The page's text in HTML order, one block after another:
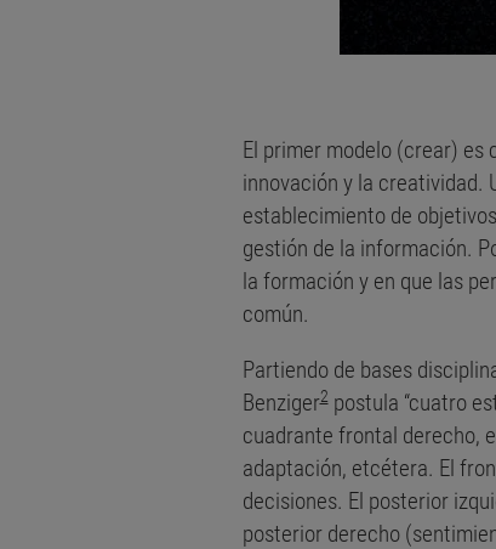
El primer modelo (crear)
innovación y la creatividad.
establecimiento de
gestión de la información.
la formación y en que las
común.
Partiendo de bases
Benziger2postula “cuatro
cuadrante frontal derecho,
adaptación, etcétera. El
decisiones. El posterior
posterior derecho